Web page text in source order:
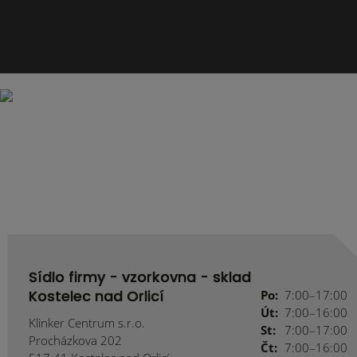
Sídlo firmy - vzorkovna - sklad
Kostelec nad Orlicí
Klinker Centrum s.r.o.
Procházkova 202
Po: 7:00–17:00
Út: 7:00–16:00
St: 7:00–17:00
Čt: 7:00–16:00